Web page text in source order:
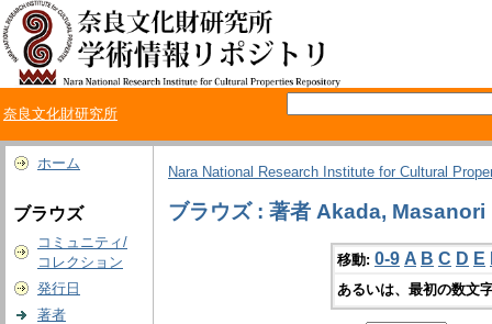
奈良文化財研究所
ホーム
ブラウズ
コミュニティ/
コレクション
発行日
著者
Nara National Research Institute for Cultural
ブラウズ : 著者 Akada, Masanori
移動: 0-9 A B C D E
あるいは、最初の数文